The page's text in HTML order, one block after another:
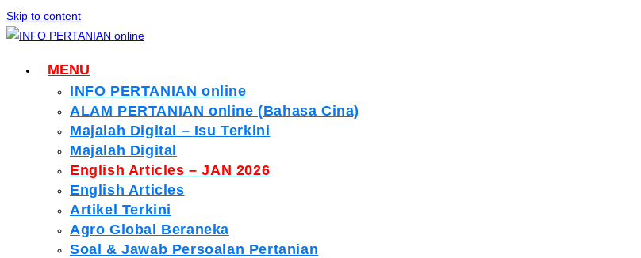
Skip to content
MENU
INFO PERTANIAN online
ALAM PERTANIAN online (Bahasa Cina)
Majalah Digital – Isu Terkini
Majalah Digital
English Articles – JAN 2026
English Articles
Artikel Terkini
Agro Global Beraneka
Soal & Jawab Persoalan Pertanian